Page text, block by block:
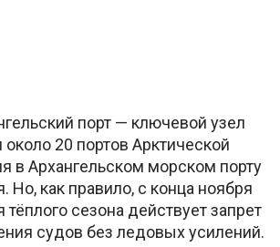
порт — ключевой узел
20 портов Арктической
в Архангельском морском порту
Но, как правило, с конца ноября
тёплого сезона действует запрет
судов без ледовых усилений.